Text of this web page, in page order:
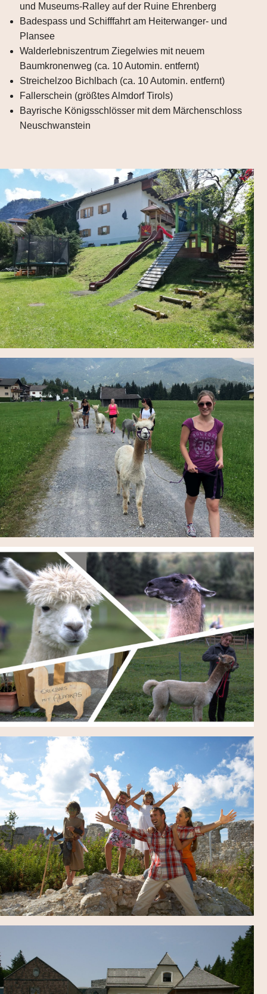
und Museums-Ralley auf der Ruine Ehrenberg
Badespass und Schifffahrt am Heiterwanger- und
Plansee
Walderlebniszentrum Ziegelwies mit neuem
Baumkronenweg (ca. 10 Automin. entfernt)
Streichelzoo Bichlbach (ca. 10 Automin. entfernt)
Fallerschein (größtes Almdorf Tirols)
Bayrische Königsschlösser mit dem Märchenschloss
Neuschwanstein